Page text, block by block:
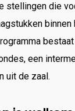
stellingen die
binnen
een
uit de zaal.